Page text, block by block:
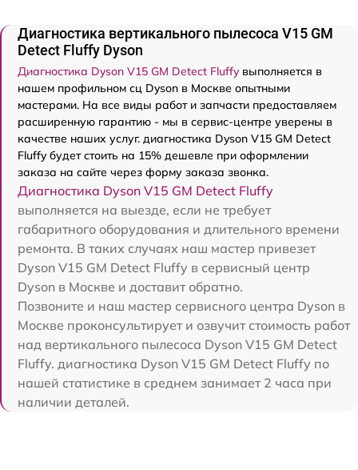
Диагностика вертикального пылесоса V15 GM
Detect Fluffy Dyson
Диагностика Dyson V15 GM Detect Fluffyвыполняется в
нашем профильном сц Dyson в Москве опытными
мастерами. На все виды работ и запчасти предоставляем
расширенную гарантию - мы в сервис-центре уверены в
качестве наших услуг. диагностика Dyson V15 GM Detect
Fluffy будет стоить на 15% дешевле при оформлении
заказа на сайте через форму заказа звонка.
Диагностика Dyson V15 GM Detect Fluffy
выполняется на выезде, если не требует
габаритного оборудования и длительного времени
ремонта. В таких случаях наш мастер привезет
Dyson V15 GM Detect Fluffy в сервисный центр
Dyson в Москве и доставит обратно.
Позвоните и наш мастер сервисного центра Dyson в
Москве проконсультирует и озвучит стоимость работ
над вертикального пылесоса Dyson V15 GM Detect
Fluffy. диагностика Dyson V15 GM Detect Fluffy по
нашей статистике в среднем занимает 2 часа при
наличии деталей.